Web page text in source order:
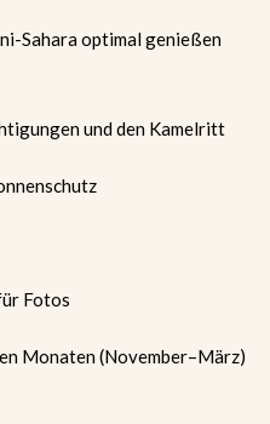
Sahara optimal genießen
und den Kamelritt
Fotos
Monaten (November–März)